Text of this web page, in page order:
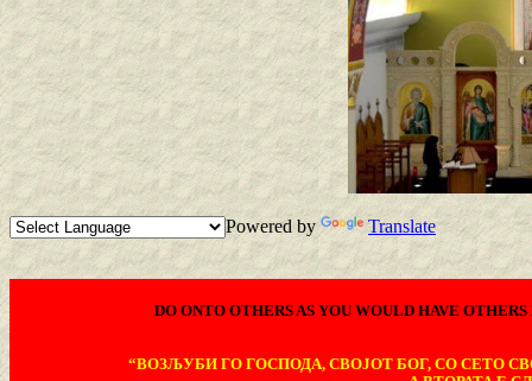
Powered by Translate
DO ONTO OTHERS AS YOU WOULD HAVE
“ВОЗЉУБИ ГО ГОСПОДА, СВОЈОТ БОГ, СО СЕТО